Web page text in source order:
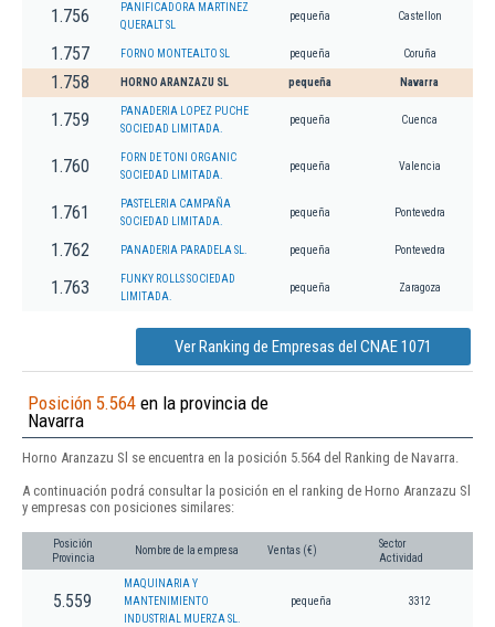
1.756
PANIFICADORA MARTINEZ
QUERALT SL
pequeña Castellon
1.757 FORNO MONTEALTO SL pequeña Coruña
1.758 HORNO ARANZAZU SL pequeña Navarra
1.759
PANADERIA LOPEZ PUCHE
SOCIEDAD LIMITADA.
pequeña Cuenca
1.760
FORN DE TONI ORGANIC
SOCIEDAD LIMITADA.
pequeña Valencia
1.761
PASTELERIA CAMPAÑA
SOCIEDAD LIMITADA.
pequeña Pontevedra
1.762 PANADERIA PARADELA SL. pequeña Pontevedra
1.763
FUNKY ROLLS SOCIEDAD
LIMITADA.
pequeña Zaragoza
Ver Ranking de Empresas del CNAE 1071
Posición 5.564 en la provincia de
Navarra
Horno Aranzazu Sl se encuentra en la posición 5.564 del Ranking de Navarra.
A continuación podrá consultar la posición en el ranking de Horno Aranzazu Sl
y empresas con posiciones similares:
Posición
Provincia
Nombre de la empresa Ventas (€)
Sector
Actividad
5.559
MAQUINARIA Y
MANTENIMIENTO
INDUSTRIAL MUERZA SL.
pequeña 3312